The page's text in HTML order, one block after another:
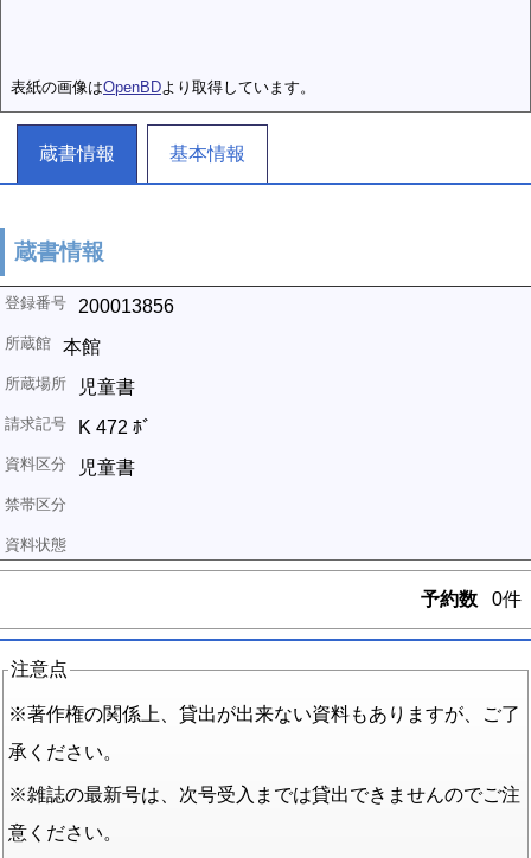
表紙の画像はOpenBDより取得しています。
蔵書情報 基本情報
蔵書情報
200013856
本館
児童書
K 472 ﾎﾞ
児童書
予約数 0件
注意点
※著作権の関係上、貸出が出来ない資料もありますが、ご了
承ください。
※雑誌の最新号は、次号受入までは貸出できませんのでご注
意ください。